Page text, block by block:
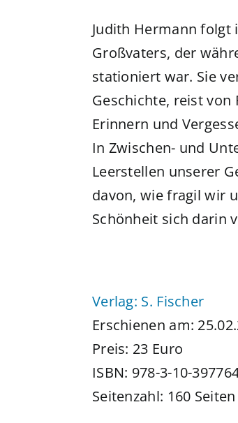
Judith Hermann folgt
Großvaters, der
stationiert war. Sie
Geschichte, reist von
Erinnern und
In Zwischen- und
Leerstellen unserer
davon, wie fragil wir
Schönheit sich darin
Verlag: S. Fischer
Erschienen am:
Preis: 23 Euro
ISBN: 978-3-10-
Seitenzahl: 160 Seiten